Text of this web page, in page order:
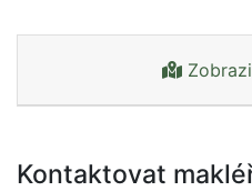
Kontaktovat